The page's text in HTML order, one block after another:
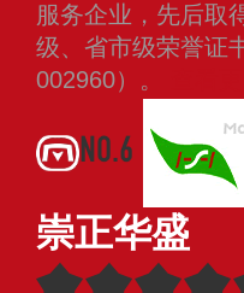
服务企业，先后取
级、省市级荣誉证
002960）。
NO.6
崇正华盛